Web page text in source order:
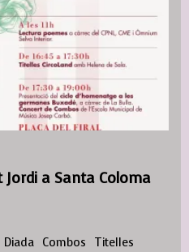
a Santa Coloma
Diada Combos Titelles